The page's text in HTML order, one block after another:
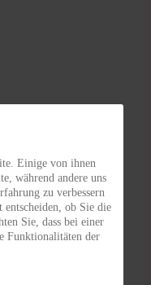
Einige von ihnen
während andere uns
zu verbessern
ob Sie die
Sie, dass bei einer
Funktionalitäten der